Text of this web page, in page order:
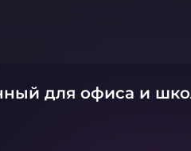
для офиса и